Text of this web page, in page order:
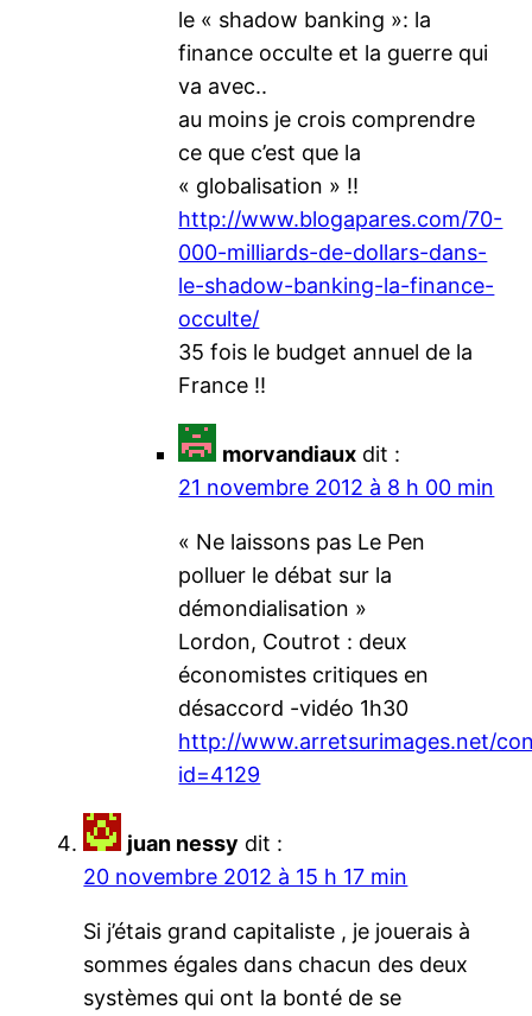
le « shadow banking »: la
finance occulte et la guerre qui
va avec..
au moins je crois comprendre
ce que c’est que la
« globalisation » !!
http://www.blogapares.com/70-
000-milliards-de-dollars-dans-
le-shadow-banking-la-finance-
occulte/
35 fois le budget annuel de la
France !!
morvandiaux dit :
21 novembre 2012 à 8 h 00 min
« Ne laissons pas Le Pen
polluer le débat sur la
démondialisation »
Lordon, Coutrot : deux
économistes critiques en
désaccord -vidéo 1h30
http://www.arretsurimages.net/
id=4129
juan nessy dit :
20 novembre 2012 à 15 h 17 min
Si j’étais grand capitaliste , je jouerais à
sommes égales dans chacun des deux
systèmes qui ont la bonté de se